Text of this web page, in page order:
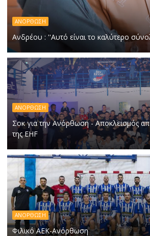
ΑΝΟΡΘΩΣΗ
Ανδρέου : ''Αυτό είναι το καλύτερο
ΑΝΟΡΘΩΣΗ
Σοκ για την Ανόρθωση - Αποκλεισμός
της EHF
ΑΝΟΡΘΩΣΗ
Φιλικό ΑΕΚ-Ανόρθωση